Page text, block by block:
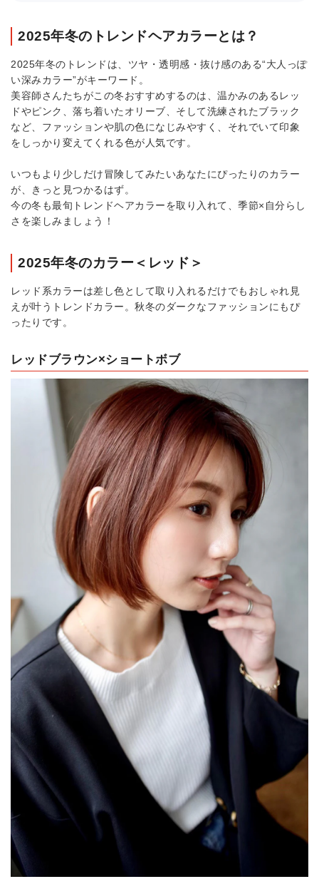
2025年冬のトレンドヘアカラーとは？
2025年冬のトレンドは、ツヤ・透明感・抜け感のある“大人っぽ
い深みカラー”がキーワード。
美容師さんたちがこの冬おすすめするのは、温かみのあるレッ
ドやピンク、落ち着いたオリーブ、そして洗練されたブラック
など、ファッションや肌の色になじみやすく、それでいて印象
をしっかり変えてくれる色が人気です。
いつもより少しだけ冒険してみたいあなたにぴったりのカラー
が、きっと見つかるはず。
今の冬も最旬トレンドヘアカラーを取り入れて、季節×自分らし
さを楽しみましょう！
2025年冬のカラー＜レッド＞
レッド系カラーは差し色として取り入れるだけでもおしゃれ見
えが叶うトレンドカラー。秋冬のダークなファッションにもぴ
ったりです。
レッドブラウン×ショートボブ